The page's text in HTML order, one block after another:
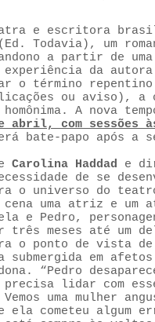
e escritora
Todavia), um
a partir de
da autora
o término repentino
ou aviso),
A nova
abril, com sessões
bate-papo após a
Carolina Haddad e
de se
o universo do
cena uma atriz e
e Pedro,
três meses até um
o ponto de vista
submergida em
“Pedro
lidar com
uma mulher
ela cometeu algum